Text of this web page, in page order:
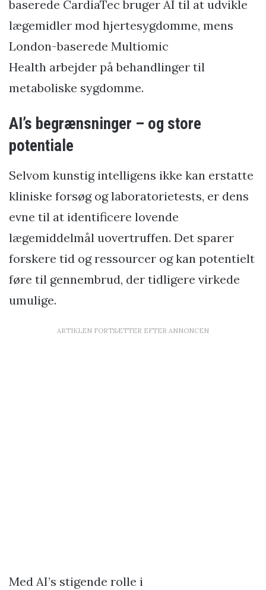
baserede CardiaTec bruger AI til at udvikle
lægemidler mod hjertesygdomme, mens
London-baserede Multiomic
Health arbejder på behandlinger til
metaboliske sygdomme.
AI’s begrænsninger – og store
potentiale
Selvom kunstig intelligens ikke kan erstatte
kliniske forsøg og laboratorietests, er dens
evne til at identificere lovende
lægemiddelmål uovertruffen. Det sparer
forskere tid og ressourcer og kan potentielt
føre til gennembrud, der tidligere virkede
umulige.
ARTIKLEN FORTSÆTTER EFTER ANNONCEN
Med AI’s stigende rolle i